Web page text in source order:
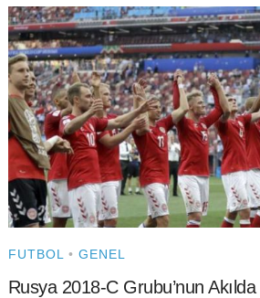
FUTBOL • GENEL
Rusya 2018-C Grubu’nun Akılda